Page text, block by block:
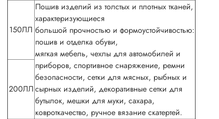
150ЛЛ
Пошив изделий из толстых и плотных тканей,
характеризующиеся
большой прочностью и формоустойчивостью:
пошив и отделка обуви,
мягкая мебель, чехлы для автомобилей и
приборов, спортивное снаряжение, ремни
безопасности, сетки для мясных, рыбных и
сырных изделий, декоративные сетки для
бутылок, мешки для муки, сахара,
ковроткачество, ручное вязание скатертей.
200ЛЛ